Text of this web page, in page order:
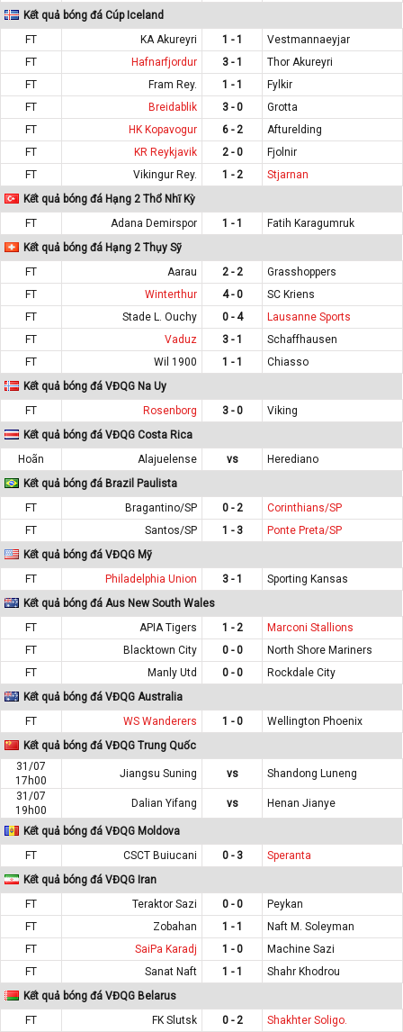
Kết quả bóng đá Cúp Iceland
FT
KA Akureyri 1 - 1
Vestmannaeyjar
FT
Hafnarfjordur 3 - 1
Thor Akureyri
FT
Fram Rey. 1 - 1
Fylkir
FT
Breidablik 3 - 0
Grotta
FT
HK Kopavogur 6 - 2
Afturelding
FT
KR Reykjavik 2 - 0
Fjolnir
FT
Vikingur Rey. 1 - 2
Stjarnan
Kết quả bóng đá Hạng 2 Thổ Nhĩ Kỳ
FT
Adana Demirspor 1 - 1
Fatih Karagumruk
Kết quả bóng đá Hạng 2 Thụy Sỹ
FT
Aarau 2 - 2
Grasshoppers
FT
Winterthur 4 - 0
SC Kriens
FT
Stade L. Ouchy 0 - 4
Lausanne Sports
FT
Vaduz 3 - 1
Schaffhausen
FT
Wil 1900 1 - 1
Chiasso
Kết quả bóng đá VĐQG Na Uy
FT
Rosenborg 3 - 0
Viking
Kết quả bóng đá VĐQG Costa Rica
Hoãn
Alajuelense vs
Herediano
Kết quả bóng đá Brazil Paulista
FT
Bragantino/SP 0 - 2
Corinthians/SP
FT
Santos/SP 1 - 3
Ponte Preta/SP
Kết quả bóng đá VĐQG Mỹ
FT
Philadelphia Union 3 - 1
Sporting Kansas
Kết quả bóng đá Aus New South Wales
FT
APIA Tigers 1 - 2
Marconi Stallions
FT
Blacktown City 0 - 0
North Shore Mariners
FT
Manly Utd 0 - 0
Rockdale City
Kết quả bóng đá VĐQG Australia
FT
WS Wanderers 1 - 0
Wellington Phoenix
Kết quả bóng đá VĐQG Trung Quốc
31/07
17h00
Jiangsu Suning vs
Shandong Luneng
31/07
19h00
Dalian Yifang vs Henan Jianye
Kết quả bóng đá VĐQG Moldova
FT
CSCT Buiucani 0 - 3
Speranta
Kết quả bóng đá VĐQG Iran
FT
Teraktor Sazi 0 - 0
Peykan
FT
Zobahan 1 - 1
Naft M. Soleyman
FT
SaiPa Karadj 1 - 0
Machine Sazi
FT
Sanat Naft 1 - 1
Shahr Khodrou
Kết quả bóng đá VĐQG Belarus
FT
FK Slutsk 0 - 2 Shakhter Soligo.